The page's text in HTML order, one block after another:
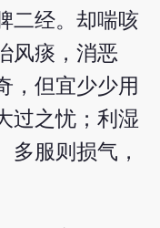
二经。却喘咳
风痰，消恶
，但宜少少用
过之忧；利湿
多服则损气，